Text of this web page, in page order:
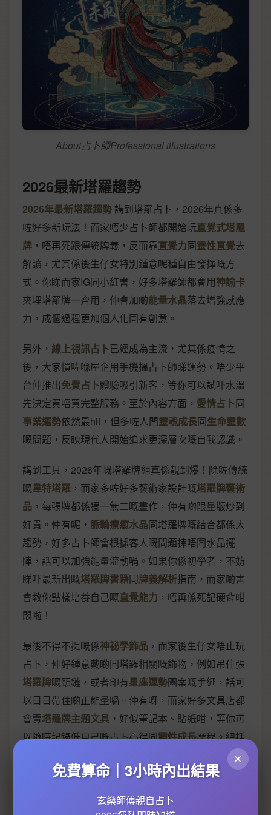
About占卜師Professional illustrations
2026最新塔羅趨勢
2026年最新塔羅趨勢 講到塔羅占卜，2026年真係多
咗好多新玩法！而家唔少占卜師都開始玩直覺式塔羅
牌 ，唔再死跟傳統牌義，反而靠直覺力同靈性直覺去
解讀，尤其係後生仔女特別鍾意呢種自由發揮嘅方
式。你睇而家IG同小紅書，好多塔羅師都會用神諭卡
夾埋塔羅牌一齊用，仲會加啲能量水晶落去增強感應
力，成個過程更加個人化同有創意。
另外， 線上視訊占卜已經成為主流，尤其係疫情之
後，大家慣咗喺屋企用手機搵占卜師睇運勢。唔少平
台仲推出免費占卜體驗吸引新客，等你可以試吓水溫
先決定買唔買完整服務。至於內容方面， 愛情占卜同
事業運勢依然最hit，但多咗人問靈魂成長同生命靈數
嘅問題，反映現代人開始追求更深層次嘅自我認識。
講到工具，2026年嘅塔羅牌組真係靚到爆！除咗傳統
嘅韋特塔羅 ，而家多咗好多藝術家設計嘅塔羅牌藝術
品 ，每張牌都係獨一無二嘅畫作，仲有啲限量版炒到
好貴。仲有呢， 脈輪療癒水晶同塔羅牌嘅結合都係大
趨勢，好多占卜師會根據客人嘅問題揀唔同水晶擺
陣，話可以加強能量流動喎。如果你係初學者，不妨
睇吓最新出嘅塔羅牌書籍同牌義解析指南，而家啲書
會教你點樣培養自己嘅直覺能力 ，唔再係死記硬背咁
悶啦！
最後不得不提嘅係神祕學飾品 ，而家後生仔女唔止玩
占卜，仲好鍾意戴啲同塔羅相關嘅飾物，例如吊住張
塔羅牌嘅頸鏈，或者印有星座運勢圖案嘅手繩，話可
以日日帶住啲正能量喎。仲有呀，而家好多文具店都
會賣塔羅牌主題文具 ，好似筆記本、貼紙咁，等你可
以隨時記錄低自己嘅占卜心得同靈性成長歷程。總括
來講，2026年嘅塔羅世界更加多元化同個人化，無論
你係新手定老手，都可以搵到適合自己嘅玩法！
×
免費算命｜3小時內出結果
玄燊師傅親自占卜